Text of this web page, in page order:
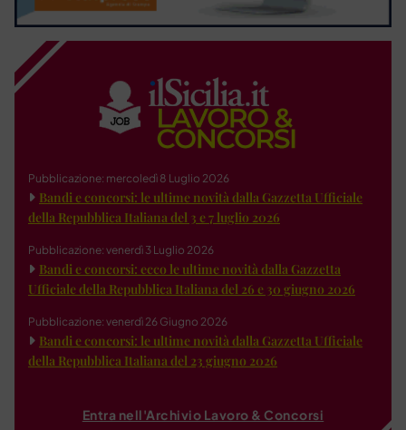
Pubblicazione: mercoledì 8 Luglio 2026
Bandi e concorsi: le ultime novità dalla Gazzetta Ufficiale
della Repubblica Italiana del 3 e 7 luglio 2026
Pubblicazione: venerdì 3 Luglio 2026
Bandi e concorsi: ecco le ultime novità dalla Gazzetta
Ufficiale della Repubblica Italiana del 26 e 30 giugno 2026
Pubblicazione: venerdì 26 Giugno 2026
Bandi e concorsi: le ultime novità dalla Gazzetta Ufficiale
della Repubblica Italiana del 23 giugno 2026
Entra nell'Archivio Lavoro & Concorsi